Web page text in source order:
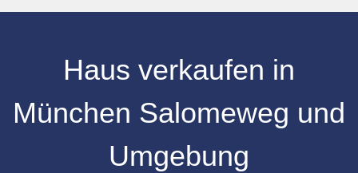
Haus verkaufen in
München Salomeweg und
Umgebung